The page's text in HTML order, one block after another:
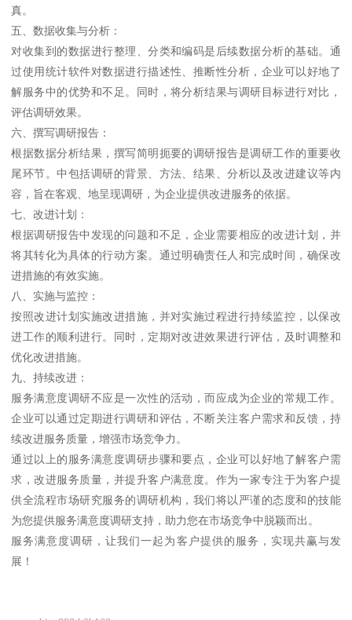
真。
五、数据收集与分析：
对收集到的数据进行整理、分类和编码是后续数据分析的基础。通
过使用统计软件对数据进行描述性、推断性分析，企业可以好地了
解服务中的优势和不足。同时，将分析结果与调研目标进行对比，
评估调研效果。
六、撰写调研报告：
根据数据分析结果，撰写简明扼要的调研报告是调研工作的重要收
尾环节。中包括调研的背景、方法、结果、分析以及改进建议等内
容，旨在客观、地呈现调研，为企业提供改进服务的依据。
七、改进计划：
根据调研报告中发现的问题和不足，企业需要相应的改进计划，并
将其转化为具体的行动方案。通过明确责任人和完成时间，确保改
进措施的有效实施。
八、实施与监控：
按照改进计划实施改进措施，并对实施过程进行持续监控，以保改
进工作的顺利进行。同时，定期对改进效果进行评估，及时调整和
优化改进措施。
九、持续改进：
服务满意度调研不应是一次性的活动，而应成为企业的常规工作。
企业可以通过定期进行调研和评估，不断关注客户需求和反馈，持
续改进服务质量，增强市场竞争力。
通过以上的服务满意度调研步骤和要点，企业可以好地了解客户需
求，改进服务质量，并提升客户满意度。作为一家专注于为客户提
供全流程市场研究服务的调研机构，我们将以严谨的态度和的技能
为您提供服务满意度调研支持，助力您在市场竞争中脱颖而出。
服务满意度调研，让我们一起为客户提供的服务，实现共赢与发
展！